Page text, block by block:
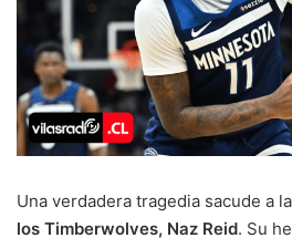
Una verdadera tragedia sacude a la
los Timberwolves, Naz Reid. Su